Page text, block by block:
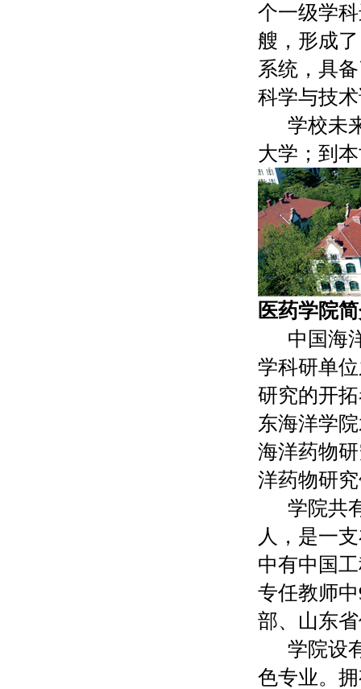
个一级学
艘，形成
系统，具
科学与技
学校未
大学；到
医药学院
中国海
学科研单
研究的开
东海洋学
海洋药物
洋药物研
学院共
人，是一
中有中国
专任教师中
部、山东
学院设
色专业。